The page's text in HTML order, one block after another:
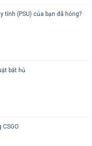
tính (PSU) của bạn đã hỏng?
bất hủ